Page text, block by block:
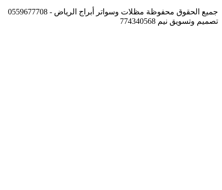
جميع الحقوق محفوظة مظلات وسواتر أبراج الرياض - 0559677708
تصميم وتسويق نيم 774340568